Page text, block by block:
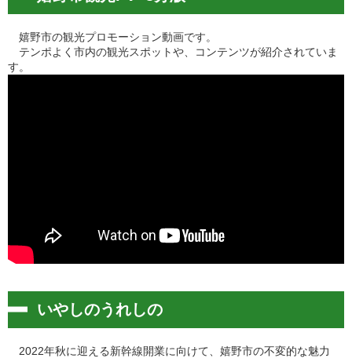
嬉野市の観光プロモーション動画です。
テンポよく市内の観光スポットや、コンテンツが紹介されていま
す。
いやしのうれしの
2022年秋に迎える新幹線開業に向けて、嬉野市の不変的な魅力